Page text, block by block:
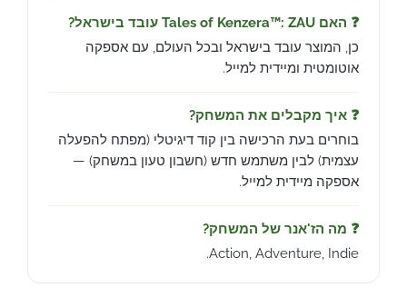
❓ האם Tales of Kenzera™: ZAU עובד בישראל?
כן, המוצר עובד בישראל ובכל העולם, עם אספקה
אוטומטית ומיידית למייל.
❓ איך מקבלים את המשחק?
בוחרים בעת הרכישה בין קוד דיגיטלי (מפתח להפעלה
עצמית) לבין משתמש חדש (חשבון טעון במשחק) —
אספקה מיידית למייל.
❓ מה הז'אנר של המשחק?
Action, Adventure, Indie.